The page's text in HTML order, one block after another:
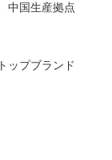
中国生産拠点
ップブランド